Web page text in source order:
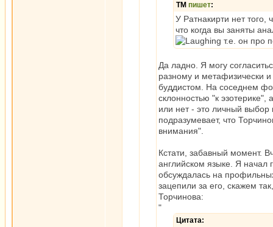
ТМ пишет:
У Ратнакирти нет того,
что когда вы заняты
т.е. он про
Да ладно. Я могу
разному и метафизически
буддистом. На соседнем
склонностью "к
или нет - это личный выбор
подразумевает, что
внимания".
Кстати, забавный момент.
английском языке. Я начал
обсуждалась на
зацепили за его, скажем
Торчинова:
"
Цитата: